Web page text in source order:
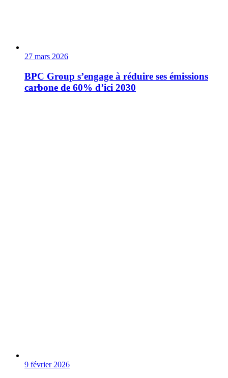
27 mars 2026
BPC Group s’engage à réduire ses émissions
carbone de 60% d’ici 2030
9 février 2026